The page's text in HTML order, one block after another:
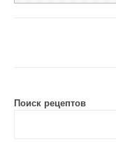
Поиск рецептов